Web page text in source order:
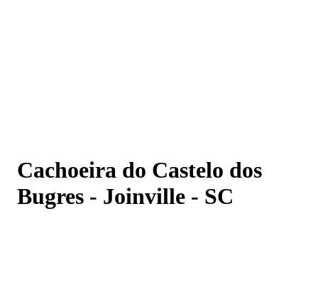
Cachoeira do Castelo dos
Bugres - Joinville - SC